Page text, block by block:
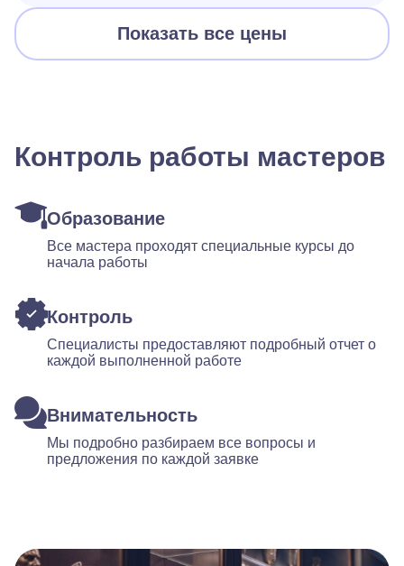
Показать все цены
Контроль работы мастеров
Образование
Все мастера проходят специальные курсы до
начала работы
Контроль
Специалисты предоставляют подробный отчет о
каждой выполненной работе
Внимательность
Мы подробно разбираем все вопросы и
предложения по каждой заявке